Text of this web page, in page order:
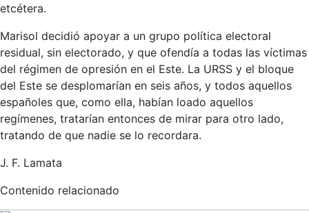
etcétera.
Marisol decidió apoyar a un grupo política electoral
residual, sin electorado, y que ofendía a todas las víctimas
del régimen de opresión en el Este. La URSS y el bloque
del Este se desplomarían en seis años, y todos aquellos
españoles que, como ella, habían loado aquellos
regímenes, tratarían entonces de mirar para otro lado,
tratando de que nadie se lo recordara.
J. F. Lamata
Contenido relacionado